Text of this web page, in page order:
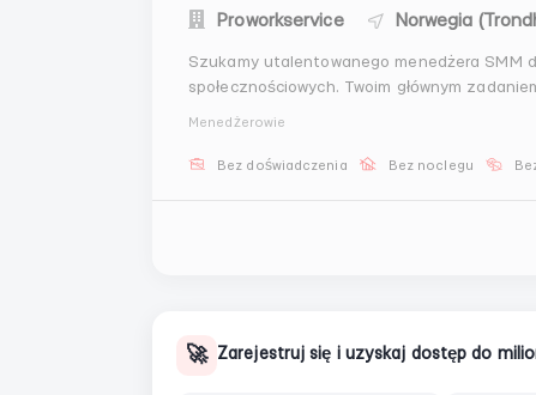
Proworkservice Norwegia
Szukamy utalentowanego menedżera SMM
społecznościowych. Twoim głównym
Menedżerowie
Bez doświadczenia Bez noclegu
🚀 Zarejestruj się i uzyskaj dostęp do